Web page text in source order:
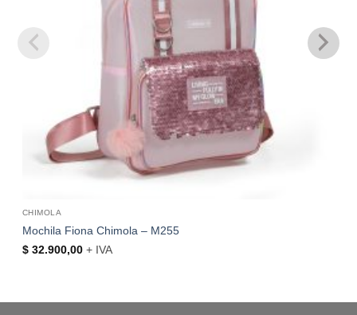
CHIMOLA
Mochila Fiona Chimola – M255
$32.900,00+ IVA